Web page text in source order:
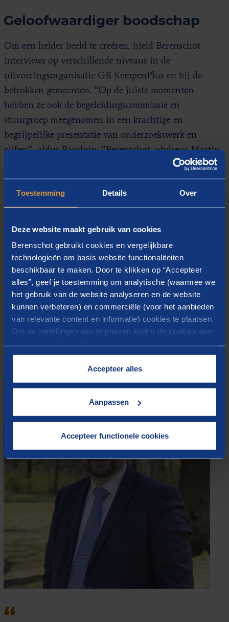
Toestemming Details Over
Deze website maakt gebruik van cookies
Berenschot gebruikt cookies en vergelijkbare
technologieën om basis website functionaliteiten
beschikbaar te maken. Door te klikken op “Accepteer
alles”, geef je toestemming om analytische (waarmee we
het gebruik van de website analyseren en de website
kunnen verbeteren) en commerciële (voor het aanbieden
van relevante content en informatie) cookies te plaatsen.
Om de instellingen aan te passen kunt u de cookies aan-
cookies op onze website treft u in onze
Accepteer alles
Aanpassen
Accepteer functionele cookies
Geloofwaardiger boodschap
Om een helder beeld te creëren, hield Berenschot
interviews op verschillende niveaus in de
uitvoeringsorganisatie GR KempenPlus en bij de
betrokken gemeenten. “Op de juiste momenten
hebben ze ook de begeleidingscommissie en
stuurgroep meegenomen in een krachtige en
begrijpelijke presentatie van onderzoekswerk en
cijfers”, aldus Baudoin. “Berenschot-adviseur Martin
Heekelaar is een begrip in onderzoeksland als het gaat
om de Participatiewet. Hij beschikt over de vereiste
kennis en data om zo’n onderzoek snel uit te voeren
en ons te laten te leren van andere casuïstiek en
onderzoeken.” Voor de directeur van de
bevestiging dat KempenPlus het goed doet. “We
scoren goed op bijstandsafhankelijkheid, helpen
bovengemiddeld meer mensen met een
arbeidsbeperking aan de slag en zitten qua kosten
onder de benchmark. Dankzij de expertise van
Berenschot komt die boodschap ook geloofwaardiger
over op de betrokken gemeenten.”